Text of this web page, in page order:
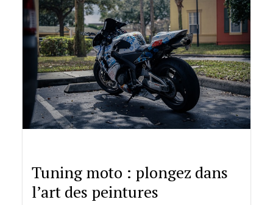
Tuning moto : plongez dans
l’art des peintures